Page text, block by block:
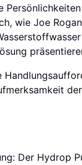
wie Joe